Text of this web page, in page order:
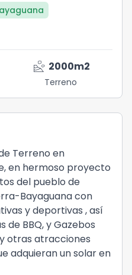
landslide 2000m2
Terreno
Terreno en
en hermoso proyecto
del pueblo de
Bayaguana con
y deportivas , así
de BBQ, y Gazebos
otras atracciones
adquieran un solar en